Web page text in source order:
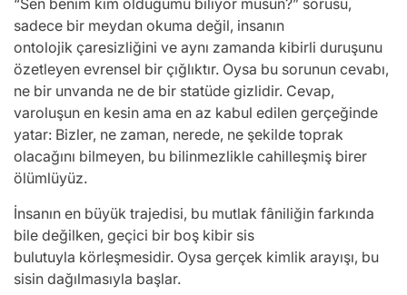
sadece bir meydan okuma değil, insanın
ontolojik çaresizliğini ve aynı zamanda kibirli duruşunu
özetleyen evrensel bir çığlıktır. Oysa bu sorunun cevabı,
ne bir unvanda ne de bir statüde gizlidir. Cevap,
varoluşun en kesin ama en az kabul edilen gerçeğinde
yatar: Bizler, ne zaman, nerede, ne şekilde toprak
olacağını bilmeyen, bu bilinmezlikle cahilleşmiş birer
ölümlüyüz.
İnsanın en büyük trajedisi, bu mutlak fâniliğin farkında
bile değilken, geçici bir boş kibir sis
bulutuyla körleşmesidir. Oysa gerçek kimlik arayışı, bu
sisin dağılmasıyla başlar.